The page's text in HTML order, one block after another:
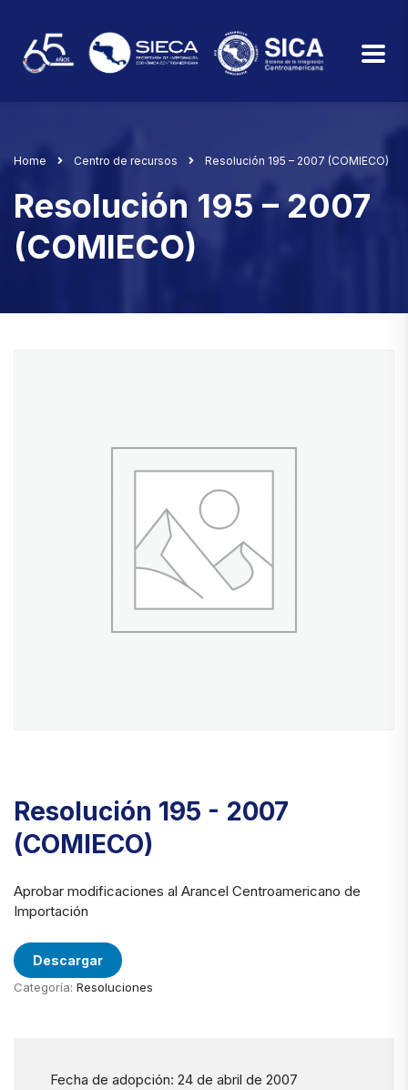
Home Centro de recursos Resolución 195 – 2007 (COMIECO)
Resolución 195 – 2007
(COMIECO)
Resolución 195 - 2007
(COMIECO)
Aprobar modificaciones al Arancel Centroamericano de
Importación
Descargar
Categoría: Resoluciones
Fecha de adopción: 24 de abril de 2007